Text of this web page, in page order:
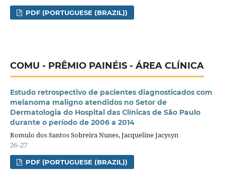
PDF (PORTUGUESE (BRAZIL))
COMU - PRÊMIO PAINÉIS - ÁREA CLÍNICA
Estudo retrospectivo de pacientes diagnosticados com
melanoma maligno atendidos no Setor de
Dermatologia do Hospital das Clínicas de São Paulo
durante o período de 2006 a 2014
Romulo dos Santos Sobreira Nunes, Jacqueline Jacysyn
26-27
PDF (PORTUGUESE (BRAZIL))